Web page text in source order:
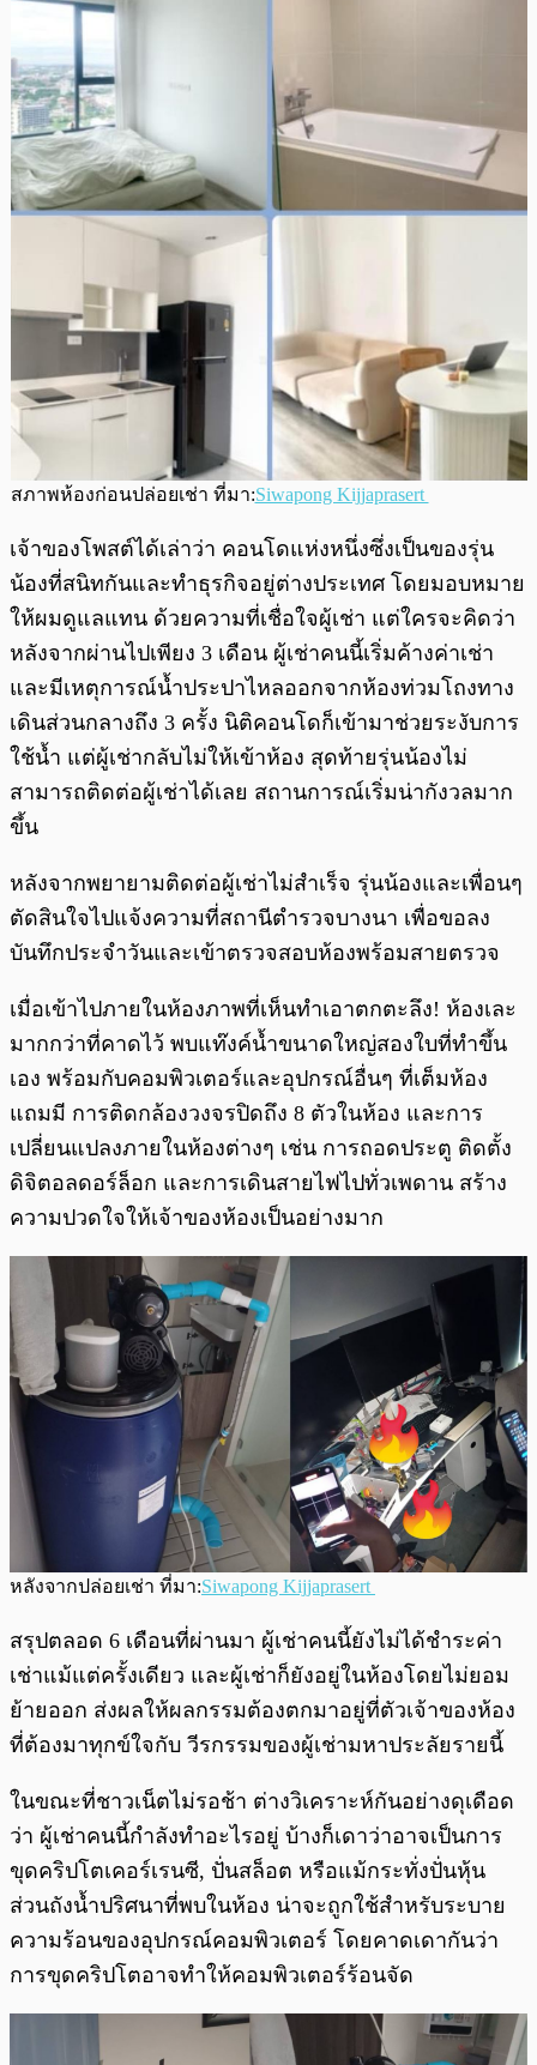
สภาพห้องก่อนปล่อยเช่า ที่มา:Siwapong Kijjaprasert
เจ้าของโพสต์ได้เล่าว่า คอนโดแห่งหนึ่งซึ่งเป็นของรุ่น
น้องที่สนิทกันและทำธุรกิจอยู่ต่างประเทศ โดยมอบหมาย
ให้ผมดูแลแทน ด้วยความที่เชื่อใจผู้เช่า แต่ใครจะคิดว่า
หลังจากผ่านไปเพียง 3 เดือน ผู้เช่าคนนี้เริ่มค้างค่าเช่า
และมีเหตุการณ์น้ำประปาไหลออกจากห้องท่วมโถงทาง
เดินส่วนกลางถึง 3 ครั้ง นิติคอนโดก็เข้ามาช่วยระงับการ
ใช้น้ำ แต่ผู้เช่ากลับไม่ให้เข้าห้อง สุดท้ายรุ่นน้องไม่
สามารถติดต่อผู้เช่าได้เลย สถานการณ์เริ่มน่ากังวลมาก
ขึ้น
หลังจากพยายามติดต่อผู้เช่าไม่สำเร็จ รุ่นน้องและเพื่อนๆ
ตัดสินใจไปแจ้งความที่สถานีตำรวจบางนา เพื่อขอลง
บันทึกประจำวันและเข้าตรวจสอบห้องพร้อมสายตรวจ
เมื่อเข้าไปภายในห้องภาพที่เห็นทำเอาตกตะลึง! ห้องเละ
มากกว่าที่คาดไว้ พบแท๊งค์น้ำขนาดใหญ่สองใบที่ทำขึ้น
เอง พร้อมกับคอมพิวเตอร์และอุปกรณ์อื่นๆ ที่เต็มห้อง
แถมมี การติดกล้องวงจรปิดถึง 8 ตัวในห้อง และการ
เปลี่ยนแปลงภายในห้องต่างๆ เช่น การถอดประตู ติดตั้ง
ดิจิตอลดอร์ล็อก และการเดินสายไฟไปทั่วเพดาน สร้าง
ความปวดใจให้เจ้าของห้องเป็นอย่างมาก
หลังจากปล่อยเช่า ที่มา:Siwapong Kijjaprasert
สรุปตลอด 6 เดือนที่ผ่านมา ผู้เช่าคนนี้ยังไม่ได้ชำระค่า
เช่าแม้แต่ครั้งเดียว และผู้เช่าก็ยังอยู่ในห้องโดยไม่ยอม
ย้ายออก ส่งผลให้ผลกรรมต้องตกมาอยู่ที่ตัวเจ้าของห้อง
ที่ต้องมาทุกข์ใจกับ วีรกรรมของผู้เช่ามหาประลัยรายนี้
ในขณะที่ชาวเน็ตไม่รอช้า ต่างวิเคราะห์กันอย่างดุเดือด
ว่า ผู้เช่าคนนี้กำลังทำอะไรอยู่ บ้างก็เดาว่าอาจเป็นการ
ขุดคริปโตเคอร์เรนซี, ปั่นสล็อต หรือแม้กระทั่งปั่นหุ้น
ส่วนถังน้ำปริศนาที่พบในห้อง น่าจะถูกใช้สำหรับระบาย
ความร้อนของอุปกรณ์คอมพิวเตอร์ โดยคาดเดากันว่า
การขุดคริปโตอาจทำให้คอมพิวเตอร์ร้อนจัด